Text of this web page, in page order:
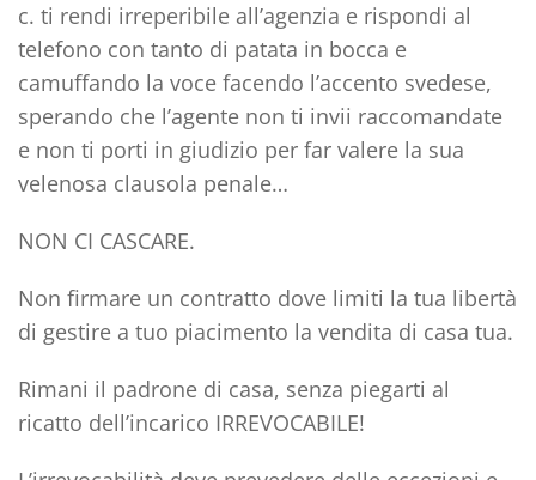
c. ti rendi irreperibile all’agenzia e rispondi al
telefono con tanto di patata in bocca e
camuffando la voce facendo l’accento svedese,
sperando che l’agente non ti invii raccomandate
e non ti porti in giudizio per far valere la sua
velenosa clausola penale…
NON CI CASCARE.
Non firmare un contratto dove limiti la tua libertà
di gestire a tuo piacimento la vendita di casa tua.
Rimani il padrone di casa, senza piegarti al
ricatto dell’incarico IRREVOCABILE!